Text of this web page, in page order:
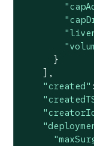
      }
    ],
"created"